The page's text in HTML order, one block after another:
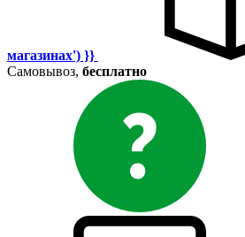
магазинах') }}
Самовывоз, бесплатно